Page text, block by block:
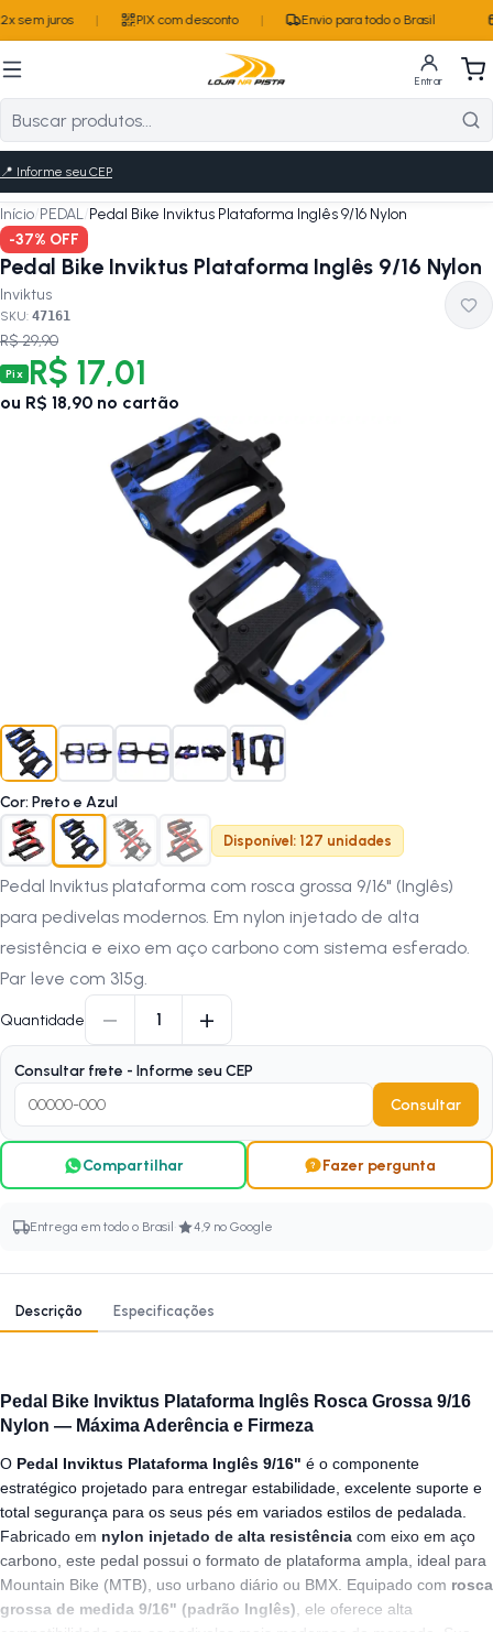
sem juros PIX com desconto Envio para todo o Brasil
Entrar
📍 Informe seu CEP
Início/PEDAL/Pedal Bike Inviktus Plataforma Inglês 9/16 Nylon
-37% OFF
Pedal Bike Inviktus Plataforma Inglês 9/16 Nylon
Inviktus
SKU: 47161
R$ 29,90
Pix R$ 17,01
ou R$ 18,90 no cartão
Cor: Preto e Azul
Disponível: 127 unidades
Pedal Inviktus plataforma com rosca grossa 9/16" (Inglês)
para pedivelas modernos. Em nylon injetado de alta
resistência e eixo em aço carbono com sistema esferado.
Par leve com 315g.
Quantidade − 1 +
Consultar frete - Informe seu CEP
Consultar
Compartilhar Fazer pergunta
Entrega em todo o Brasil · 4,9 no Google
Descrição Especificações
Pedal Bike Inviktus Plataforma Inglês Rosca Grossa 9/16
Nylon — Máxima Aderência e Firmeza
O Pedal Inviktus Plataforma Inglês 9/16" é o componente
estratégico projetado para entregar estabilidade, excelente suporte e
total segurança para os seus pés em variados estilos de pedalada.
Fabricado em nylon injetado de alta resistência com eixo em aço
carbono, este pedal possui o formato de plataforma ampla, ideal para
Mountain Bike (MTB), uso urbano diário ou BMX. Equipado com rosca
grossa de medida 9/16" (padrão Inglês) , ele oferece alta